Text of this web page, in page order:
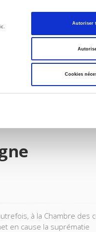
Autoriser
Cookies
Français
à la Chambre des
en cause la suprématie